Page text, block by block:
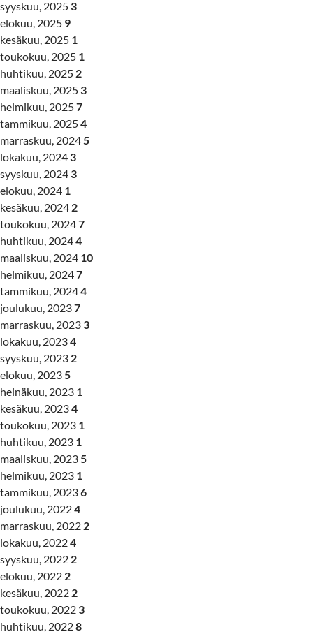
syyskuu, 2025 3
elokuu, 2025 9
kesäkuu, 2025 1
toukokuu, 2025 1
huhtikuu, 2025 2
maaliskuu, 2025 3
helmikuu, 20257
tammikuu, 20254
marraskuu, 20245
lokakuu, 2024 3
syyskuu, 2024 3
elokuu, 2024 1
kesäkuu, 2024 2
toukokuu, 20247
huhtikuu, 20244
maaliskuu, 2024 10
helmikuu, 20247
tammikuu, 20244
joulukuu, 20237
marraskuu, 2023 3
lokakuu, 20234
syyskuu, 2023 2
elokuu, 20235
heinäkuu, 2023 1
kesäkuu, 20234
toukokuu, 2023 1
huhtikuu, 2023 1
maaliskuu, 20235
helmikuu, 2023 1
tammikuu, 20236
joulukuu, 20224
marraskuu, 2022 2
lokakuu, 20224
syyskuu, 2022 2
elokuu, 2022 2
kesäkuu, 2022 2
toukokuu, 2022 3
huhtikuu, 20228